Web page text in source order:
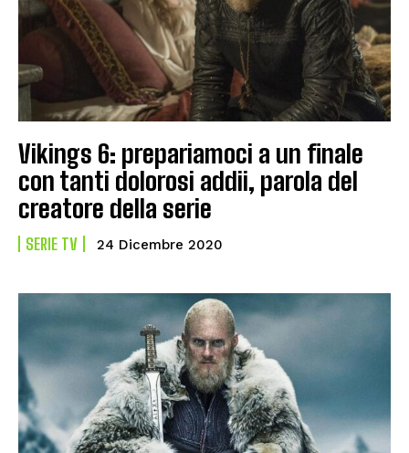
Vikings 6: prepariamoci a un finale
con tanti dolorosi addii, parola del
creatore della serie
SERIE TV 24 Dicembre 2020